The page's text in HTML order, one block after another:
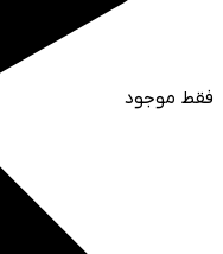
فقط موجود